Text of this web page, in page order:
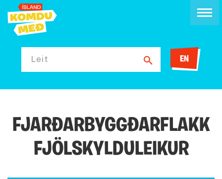
Leit EN
FJARÐARBYGGÐARFLAKK
FJÖLSKYLDULEIKUR